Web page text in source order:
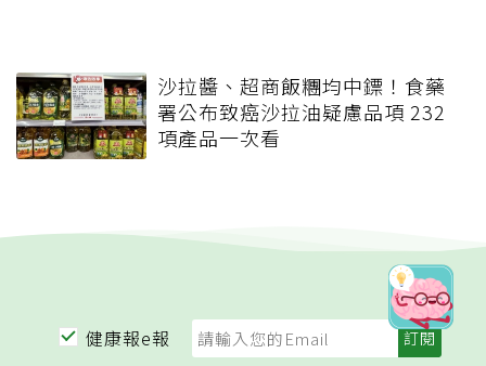
沙拉醬、超商飯糰均中鏢！食藥
署公布致癌沙拉油疑慮品項 232
項產品一次看
健康報e報